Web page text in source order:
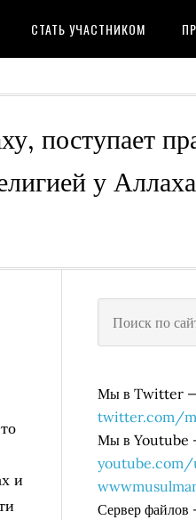
СТАТЬ УЧАСТНИКОМ
поступает
у Аллаха
и
Мы в Twitter
twitter.com/
Мы в Youtube
Сервер файлов